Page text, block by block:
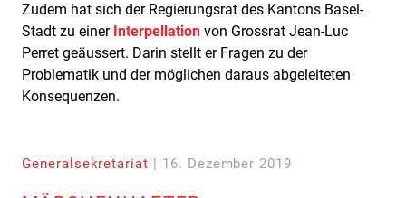
Zudem hat sich der Regierungsrat des Kantons Basel-
Stadt zu einer Interpellation von Grossrat Jean-Luc
Perret geäussert. Darin stellt er Fragen zu der
Problematik und der möglichen daraus abgeleiteten
Konsequenzen.
Generalsekretariat | 16. Dezember 2019